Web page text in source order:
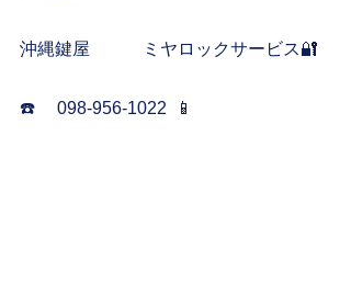
沖縄鍵屋　　　ミヤロックサービス🔐
☎️     098-956-1022  📱